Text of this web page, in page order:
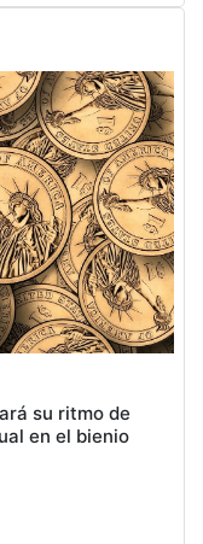
su ritmo de
en el bienio